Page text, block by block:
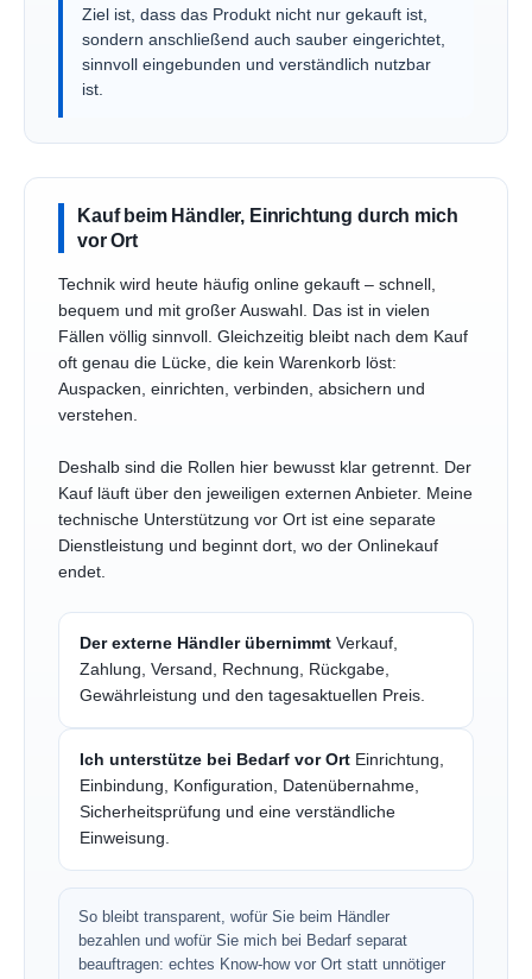
Ziel ist, dass das Produkt nicht nur gekauft ist,
sondern anschließend auch sauber eingerichtet,
sinnvoll eingebunden und verständlich nutzbar
ist.
Kauf beim Händler, Einrichtung durch mich
vor Ort
Technik wird heute häufig online gekauft – schnell,
bequem und mit großer Auswahl. Das ist in vielen
Fällen völlig sinnvoll. Gleichzeitig bleibt nach dem Kauf
oft genau die Lücke, die kein Warenkorb löst:
Auspacken, einrichten, verbinden, absichern und
verstehen.
Deshalb sind die Rollen hier bewusst klar getrennt. Der
Kauf läuft über den jeweiligen externen Anbieter. Meine
technische Unterstützung vor Ort ist eine separate
Dienstleistung und beginnt dort, wo der Onlinekauf
endet.
Der externe Händler übernimmt Verkauf,
Zahlung, Versand, Rechnung, Rückgabe,
Gewährleistung und den tagesaktuellen Preis.
Ich unterstütze bei Bedarf vor Ort Einrichtung,
Einbindung, Konfiguration, Datenübernahme,
Sicherheitsprüfung und eine verständliche
Einweisung.
So bleibt transparent, wofür Sie beim Händler
bezahlen und wofür Sie mich bei Bedarf separat
beauftragen: echtes Know-how vor Ort statt unnötiger